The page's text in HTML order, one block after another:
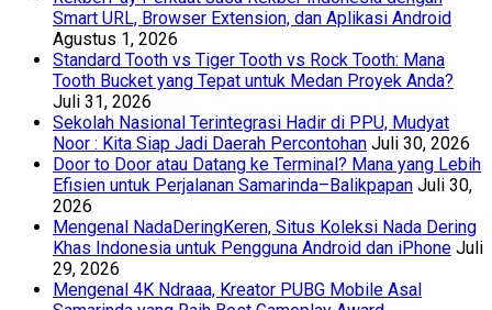
Smart URL, Browser Extension, dan Aplikasi Android
Agustus 1, 2026
Standard Tooth vs Tiger Tooth vs Rock Tooth: Mana
Tooth Bucket yang Tepat untuk Medan Proyek Anda?
Juli 31, 2026
Sekolah Nasional Terintegrasi Hadir di PPU, Mudyat
Noor : Kita Siap Jadi Daerah Percontohan Juli 30, 2026
Door to Door atau Datang ke Terminal? Mana yang Lebih
Efisien untuk Perjalanan Samarinda–Balikpapan Juli 30,
2026
Mengenal NadaDeringKeren, Situs Koleksi Nada Dering
Khas Indonesia untuk Pengguna Android dan iPhone Juli
29, 2026
Mengenal 4K Ndraaa, Kreator PUBG Mobile Asal